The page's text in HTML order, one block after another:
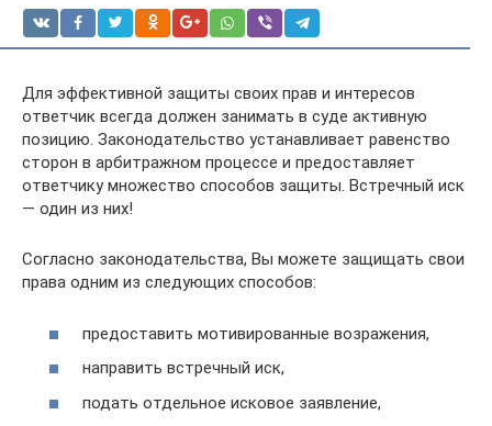
Для эффективной защиты своих прав и интересов
ответчик всегда должен занимать в суде активную
позицию. Законодательство устанавливает равенство
сторон в арбитражном процессе и предоставляет
ответчику множество способов защиты. Встречный иск
— один из них!
Согласно законодательства, Вы можете защищать свои
права одним из следующих способов:
предоставить мотивированные возражения,
направить встречный иск,
подать отдельное исковое заявление,